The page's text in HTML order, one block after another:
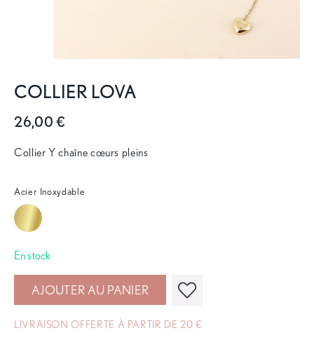
COLLIER LOVA
26,00 €
Collier Y chaîne cœurs pleins
Acier Inoxydable
En stock
AJOUTER AU PANIER
LIVRAISON OFFERTE À PARTIR DE 20 €